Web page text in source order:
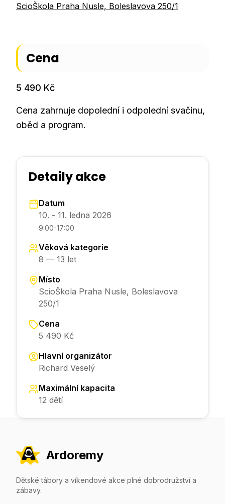
ScioŠkola Praha Nusle, Boleslavova 250/1
Cena
5 490 Kč
Cena zahrnuje dopolední i odpolední svačinu,
oběd a program.
Detaily akce
Datum
10. - 11. ledna 2026
9:00-17:00
Věková kategorie
8 — 13 let
Místo
ScioŠkola Praha Nusle, Boleslavova
250/1
Cena
5 490 Kč
Hlavní organizátor
Richard Veselý
Maximální kapacita
12 dětí
Ardoremy
Dětské tábory a víkendové akce plné dobrodružství a
zábavy.